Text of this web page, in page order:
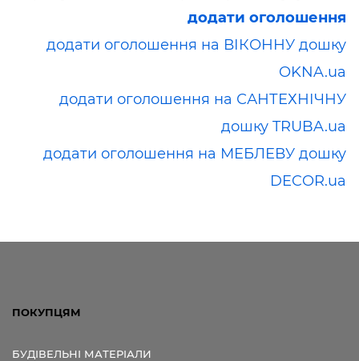
додати оголошення
додати оголошення на ВІКОННУ дошку
OKNA.ua
додати оголошення на САНТЕХНІЧНУ
дошку TRUBA.ua
додати оголошення на МЕБЛЕВУ дошку
DECOR.ua
ПОКУПЦЯМ
БУДІВЕЛЬНІ МАТЕРІАЛИ